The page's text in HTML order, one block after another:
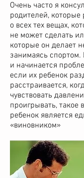
Очень часто я
родителей,
о всех тех вещах,
не может сделать
которые он делает
занимаясь
и начинается
если их ребенок
расстраивается,
чувствовать
проигрывать, такое
ребенок является
«виновником»